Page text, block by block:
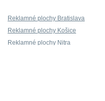
Reklamné plochy Bratislava
Reklamné plochy Košice
Reklamné plochy Nitra